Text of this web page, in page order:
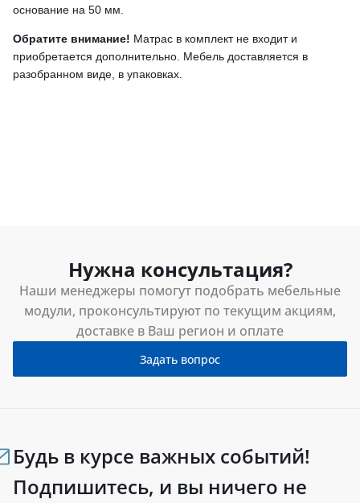
основание на 50 мм.
Обратите внимание! Матрас в комплект не входит и
приобретается дополнительно. Мебель доставляется в
разобранном виде, в упаковках.
Нужна консультация?
Наши менеджеры помогут подобрать мебельные
модули, проконсультируют по текущим акциям,
доставке в Ваш регион и оплате
Задать вопрос
Будь в курсе важных событий!
Подпишитесь, и вы ничего не